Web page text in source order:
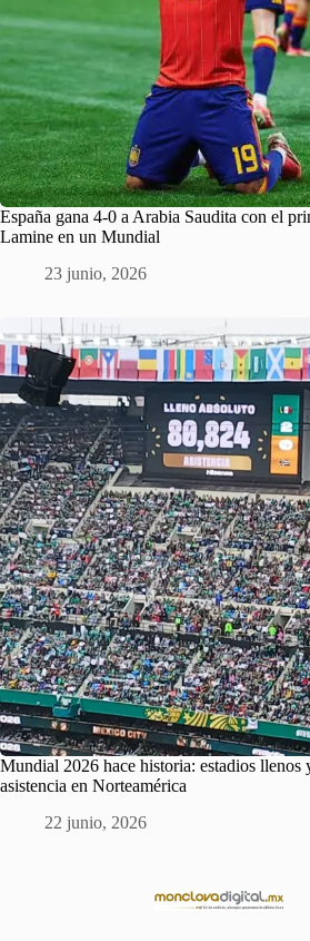
España gana 4-0 a Arabia Saudita con el
Lamine en un Mundial
23 junio, 2026
Mundial 2026 hace historia: estadios llenos
asistencia en Norteamérica
22 junio, 2026